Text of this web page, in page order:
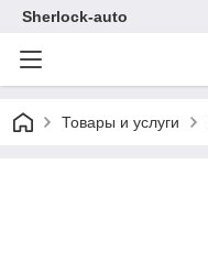
Sherlock-auto
Товары и услуги